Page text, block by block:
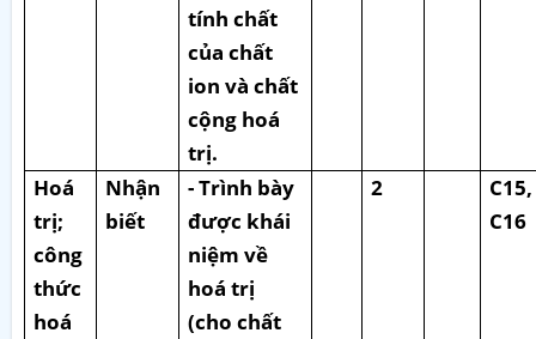
tính chất
của chất
ion và chất
cộng hoá
trị.
Hoá
trị;
công
thức
hoá
Nhận
biết
- Trình bày
được khái
niệm về
hoá trị
(cho chất
2
C15,
C16